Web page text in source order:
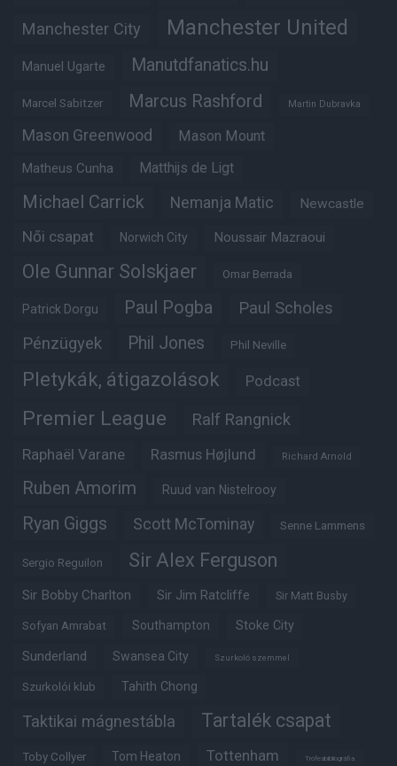
Manchester City Manchester United
Manuel Ugarte Manutdfanatics.hu
Marcel Sabitzer Marcus Rashford Martin Dubravka
Mason Greenwood Mason Mount
Matheus Cunha Matthijs de Ligt
Michael Carrick Nemanja Matic Newcastle
Női csapat Norwich City Noussair Mazraoui
Ole Gunnar Solskjaer Omar Berrada
Patrick Dorgu Paul Pogba Paul Scholes
Pénzügyek Phil Jones Phil Neville
Pletykák, átigazolások Podcast
Premier League Ralf Rangnick
Raphaël Varane Rasmus Højlund Richard Arnold
Ruben Amorim Ruud van Nistelrooy
Ryan Giggs Scott McTominay Senne Lammens
Sergio Reguilon Sir Alex Ferguson
Sir Bobby Charlton Sir Jim Ratcliffe Sir Matt Busby
Sofyan Amrabat Southampton Stoke City
Sunderland Swansea City Szurkoló szemmel
Szurkolói klub Tahith Chong
Taktikai mágnestábla Tartalék csapat
Toby Collyer Tom Heaton Tottenham Trófeabibliográfia